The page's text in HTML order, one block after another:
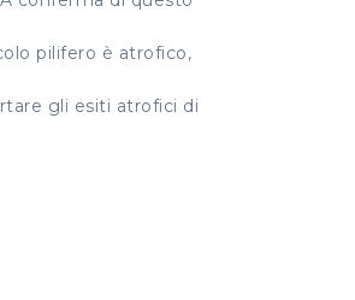
pilifero è atrofico,
gli esiti atrofici di